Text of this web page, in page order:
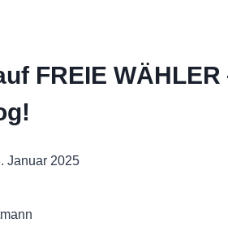
FREIE
Januar 2025